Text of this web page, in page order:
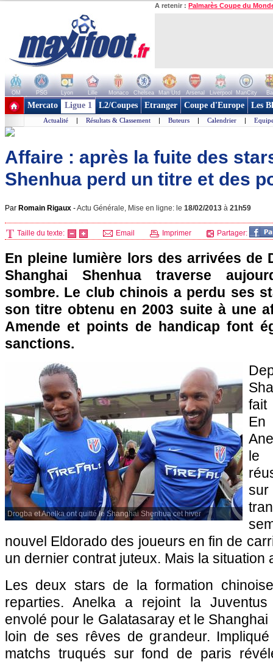
A retenir : Palmarès Coupe du
OM PSG Lyon Lille Monaco Chelsea Man Utd Arsenal Liverpool ManCity
+ de clubs
Mercato Ligue 1 L2/Coupes Etranger Coupe d'Europe Les
Actualité | Résultats & Classement | Buteurs | Calendrier |
Affaire : après la fuite des
Shenhua perd un titre et des
Par Romain Rigaux -Actu Générale, Mise en ligne: le 18/02/2013 à 21h59
Taille du texte: Email Imprimer Partager:
En pleine lumière lors des arrivées de
Shanghai Shenhua traverse
sombre. Le club chinois a perdu ses
son titre obtenu en 2003 suite à une
Amende et points de handicap font
sanctions.
Drogba et Anelka ont quitté le Shanghai Shenhua cet hiver
fait
le
nouvel Eldorado des joueurs en fin de
un dernier contrat juteux. Mais la situation
Les deux stars de la formation
reparties. Anelka a rejoint la
envolé pour le Galatasaray et le
loin de ses rêves de grandeur.
matchs truqués sur fond de paris